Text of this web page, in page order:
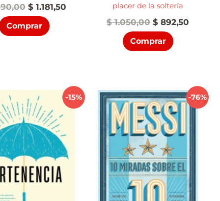
El
precio
original
era:
$1.181,50El
Comprar
placer de la soltería
$1.050,00 El
precio
original
era:
$ 892,50
Comprar
-15% -76%